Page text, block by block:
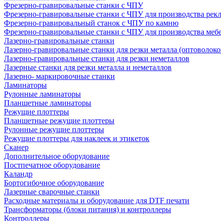
Фрезерно-гравировальные станки с ЧПУ
Фрезерно-гравировальные станки с ЧПУ для производства
Фрезерно-гравировальный станок с ЧПУ по камню
Фрезерно-гравировальные станки с ЧПУ для производства
Лазерно-гравировальные станки
Лазерно-гравировальные станки для резки металла
Лазерно-гравировальные станки для резки неметаллов
Лазерные станки для резки металла и неметаллов
Лазерно- маркировочные станки
Ламинаторы
Рулонные ламинаторы
Планшетные ламинаторы
Режущие плоттеры
Планшетные режущие плоттеры
Рулонные режущие плоттеры
Режущие плоттеры для наклеек и этикеток
Сканер
Дополнительное оборудование
Постпечатное оборудование
Каландр
Бортогибочное оборудование
Лазерные сварочные станки
Расходные материалы и оборудование для DTF печати
Трансформаторы (блоки питания) и контроллеры
Контроллеры